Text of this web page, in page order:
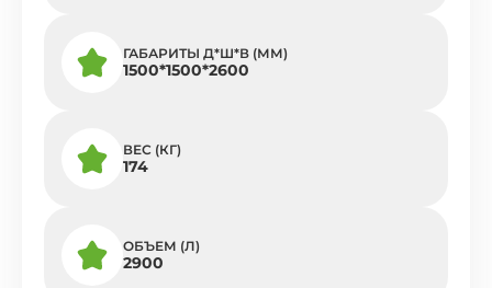
ГАБАРИТЫ Д*Ш*В (ММ)
1500*1500*2600
ВЕС (КГ)
174
ОБЪЕМ (Л)
2900